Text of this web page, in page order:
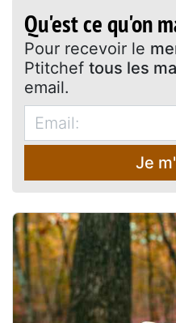
Qu'est ce qu'on
Pour recevoir le
Ptitchef tous les
email.
Je